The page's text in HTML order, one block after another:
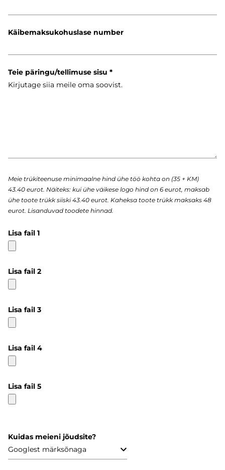
Käibemaksukohuslase number
Teie päringu/tellimuse sisu
Meie trükiteenuse minimaalne hind ühe töö kohta on (35 + KM)
43.40 eurot. Näiteks: kui ühe väikese logo hind on 6 eurot, maksab
ühe toote trükk siiski 43.40 eurot. Kaheksa toote trükk maksaks 48
eurot. Lisanduvad toodete hinnad.
Lisa fail 1
Lisa fail 2
Lisa fail 3
Lisa fail 4
Lisa fail 5
Kuidas meieni jõudsite?